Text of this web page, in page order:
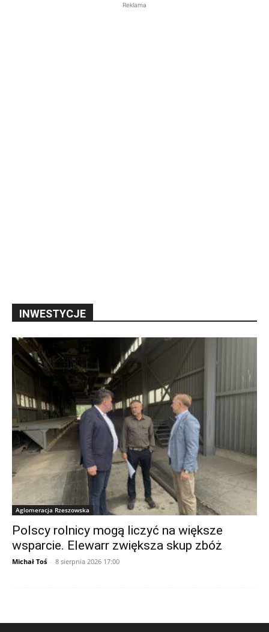
Reklama
INWESTYCJE
Aglomeracja Rzeszowska
Polscy rolnicy mogą liczyć na większe
wsparcie. Elewarr zwiększa skup zbóż
Michał Toś - 8 sierpnia 2026 17:00